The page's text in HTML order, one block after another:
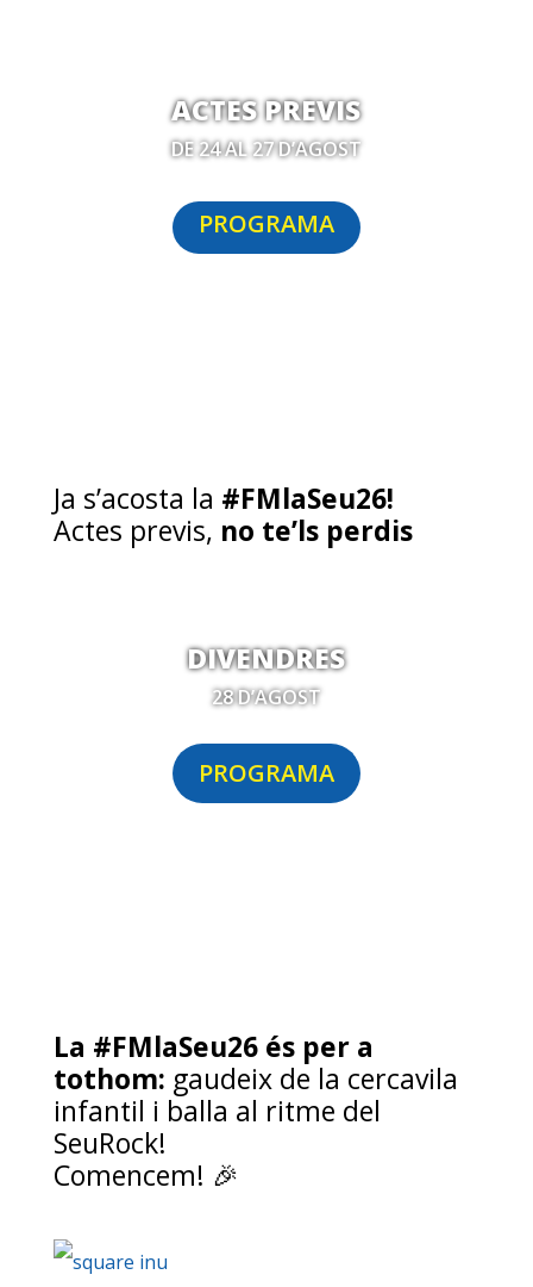
ACTES PREVIS
DE 24 AL 27 D’AGOST
PROGRAMA
Ja s’acosta la #FMlaSeu26!
Actes previs, no te’ls perdis
DIVENDRES
28 D’AGOST
PROGRAMA
La #FMlaSeu26 és per a
tothom: gaudeix de la cercavila
infantil i balla al ritme del
SeuRock!
Comencem! 🎉